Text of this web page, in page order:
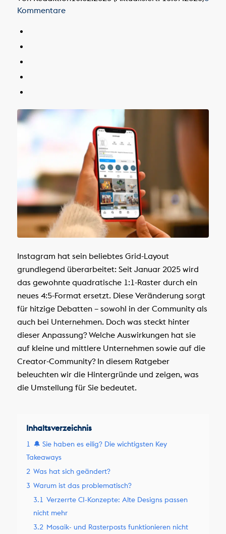
Kommentare
Instagram hat sein beliebtes Grid-Layout
grundlegend überarbeitet: Seit Januar 2025 wird
das gewohnte quadratische 1:1-Raster durch ein
neues 4:5-Format ersetzt. Diese Veränderung sorgt
für hitzige Debatten – sowohl in der Community als
auch bei Unternehmen. Doch was steckt hinter
dieser Anpassung? Welche Auswirkungen hat sie
auf kleine und mittlere Unternehmen sowie auf die
Creator-Community? In diesem Ratgeber
beleuchten wir die Hintergründe und zeigen, was
die Umstellung für Sie bedeutet.
Inhaltsverzeichnis
1 🔔 Sie haben es eilig? Die wichtigsten Key
Takeaways
2 Was hat sich geändert?
3 Warum ist das problematisch?
3.1 Verzerrte CI-Konzepte: Alte Designs passen
nicht mehr
3.2 Mosaik- und Rasterposts funktionieren nicht